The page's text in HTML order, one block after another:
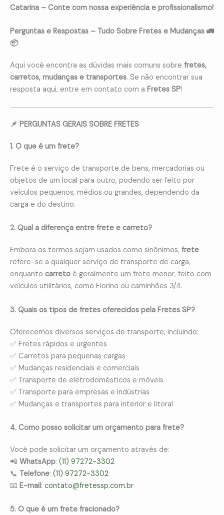
Catarina – Conte com nossa experiência e profissionalismo!
Perguntas e Respostas – Tudo Sobre Fretes e Mudanças 🚛
📦
Aqui você encontra as dúvidas mais comuns sobre fretes,
carretos, mudanças e transportes. Se não encontrar sua
resposta aqui, entre em contato com a Fretes SP!
📌 PERGUNTAS GERAIS SOBRE FRETES
1. O que é um frete?
Frete é o serviço de transporte de bens, mercadorias ou
objetos de um local para outro, podendo ser feito por
veículos pequenos, médios ou grandes, dependendo da
carga e do destino.
2. Qual a diferença entre frete e carreto?
Embora os termos sejam usados como sinônimos, frete
refere-se a qualquer serviço de transporte de carga,
enquanto carreto é geralmente um frete menor, feito com
veículos utilitários, como Fiorino ou caminhões 3/4.
3. Quais os tipos de fretes oferecidos pela Fretes SP?
Oferecemos diversos serviços de transporte, incluindo:
✅ Fretes rápidos e urgentes
✅ Carretos para pequenas cargas
✅ Mudanças residenciais e comerciais
✅ Transporte de eletrodomésticos e móveis
✅ Transporte para empresas e indústrias
✅ Mudanças e transportes para interior e litoral
4. Como posso solicitar um orçamento para frete?
Você pode solicitar um orçamento através de:
📲 WhatsApp: (11) 97272-3302
📞 Telefone: (11) 97272-3302
📧 E-mail: contato@fretessp.com.br
5. O que é um frete fracionado?